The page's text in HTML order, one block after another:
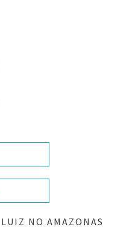
NO AMAZONAS